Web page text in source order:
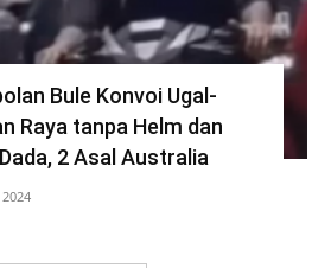
Bule Konvoi Ugal-
Raya tanpa Helm dan
2 Asal Australia